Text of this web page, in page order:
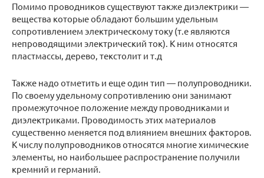
Помимо проводников существуют также диэлектрики —
вещества которые обладают большим удельным
сопротивлением электрическому току (т.е являются
непроводящими электрический ток). К ним относятся
пластмассы, дерево, текстолит и т.д
Также надо отметить и еще один тип — полупроводники.
По своему удельному сопротивлению они занимают
промежуточное положение между проводниками и
диэлектриками. Проводимость этих материалов
существенно меняется под влиянием внешних факторов.
К числу полупроводников относятся многие химические
элементы, но наибольшее распространение получили
кремний и германий.